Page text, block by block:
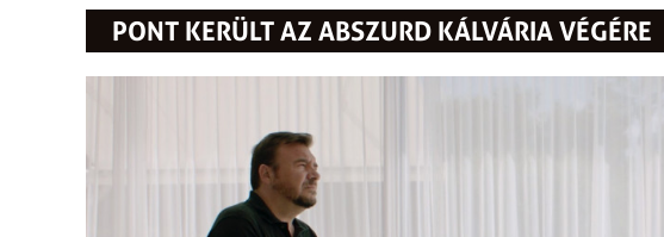
PONT KERÜLT AZ ABSZURD KÁLVÁRIA VÉGÉRE